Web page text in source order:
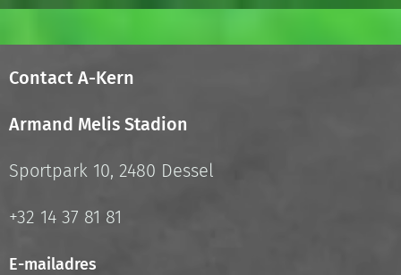
Contact A-Kern
Armand Melis Stadion
Sportpark 10, 2480 Dessel
+32 14 37 81 81
E-mailadres